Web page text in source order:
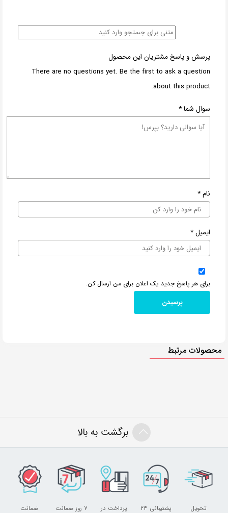
پرسش و پاسخ مشتریان این محصول
There are no questions yet. Be the first to ask a question
about this product.
سوال شما*
نام*
ایمیل*
برای هر پاسخ جدید یک اعلان برای من ارسال کن.
محصولات مرتبط
برگشت به بالا
تحویل
پشتیبانی ۲۴
پرداخت در
۷ روز ضمانت
ضمانت